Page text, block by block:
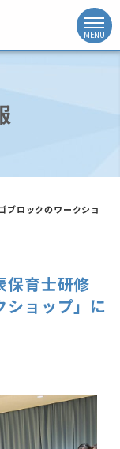
ブロックのワークショ
保育士研修
ショップ」に